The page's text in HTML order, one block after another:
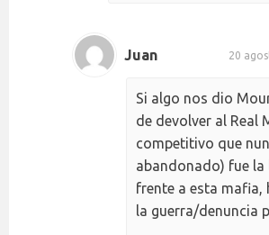
Juan 20
Si algo nos dio
de devolver al Real
competitivo que
abandonado) fue la
frente a esta mafia,
la guerra/denuncia